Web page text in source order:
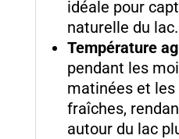
idéale pour
naturelle du lac.
Température
pendant les
matinées et
fraîches,
autour du lac